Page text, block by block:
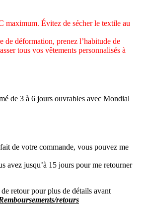
maximum. Évitez de sécher le textile au
de déformation, prenez l’habitude de
tous vos vêtements personnalisés à
de 3 à 6 jours ouvrables avec Mondial
de votre commande, vous pouvez me
avez jusqu’à 15 jours pour me retourner
retour pour plus de détails avant
retours